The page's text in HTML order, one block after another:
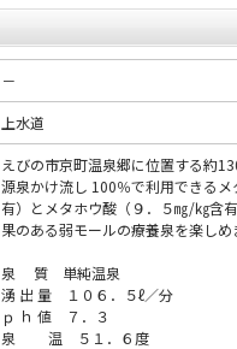
－
上水道
えびの市京町温泉郷に位置する約
源泉かけ流し 100％で利用できる
有）とメタホウ酸（９．５㎎/㎏含
果のある弱モールの療養泉を楽しめ
泉 質 単純温泉
湧 出 量 １０６．５ℓ／分
ｐ ｈ 値 ７．３
泉 温 ５１．６度